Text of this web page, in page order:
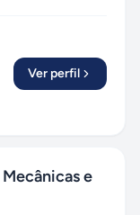
Ver perfil
e